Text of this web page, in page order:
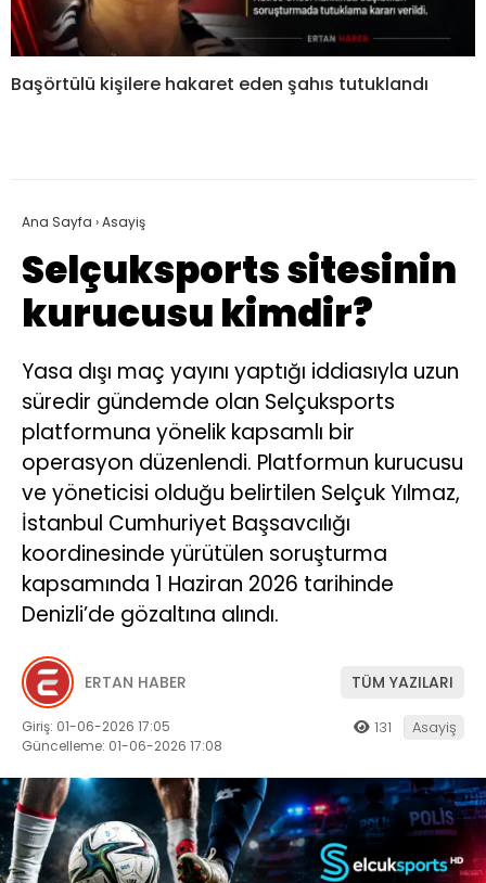
Başörtülü kişilere hakaret eden şahıs tutuklandı
Ana Sayfa ›Asayiş
Selçuksports sitesinin
kurucusu kimdir?
Yasa dışı maç yayını yaptığı iddiasıyla uzun
süredir gündemde olan Selçuksports
platformuna yönelik kapsamlı bir
operasyon düzenlendi. Platformun kurucusu
ve yöneticisi olduğu belirtilen Selçuk Yılmaz,
İstanbul Cumhuriyet Başsavcılığı
koordinesinde yürütülen soruşturma
kapsamında 1 Haziran 2026 tarihinde
Denizli’de gözaltına alındı.
ERTAN HABER TÜM YAZILARI
Giriş: 01-06-2026 17:05
Güncelleme: 01-06-2026 17:08
131 Asayiş